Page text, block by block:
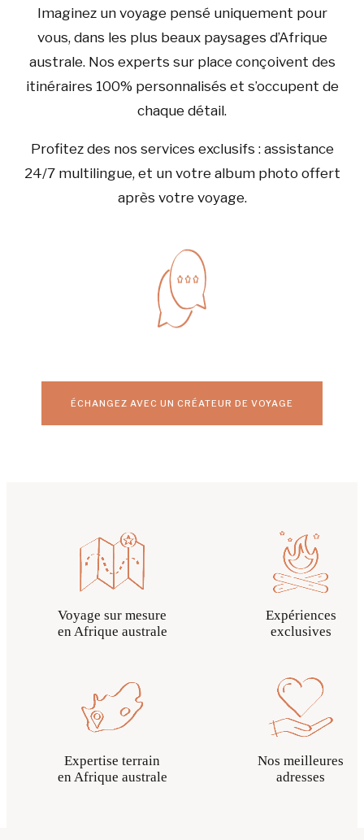
Imaginez un voyage pensé uniquement pour
vous, dans les plus beaux paysages d’Afrique
australe. Nos experts sur place conçoivent des
itinéraires 100% personnalisés et s’occupent de
chaque détail.
Profitez des nos services exclusifs : assistance
24/7 multilingue, et un votre album photo offert
après votre voyage.
ÉCHANGEZ AVEC UN CRÉATEUR DE VOYAGE
Voyage sur mesure
en Afrique australe
Expériences
exclusives
Expertise terrain
en Afrique australe
Nos meilleures
adresses